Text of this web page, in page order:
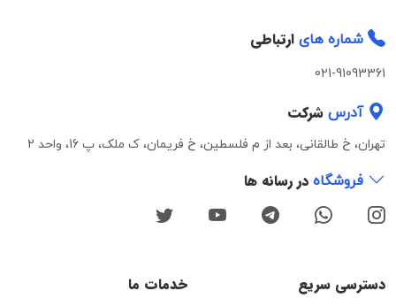
شماره های ارتباطی
021-91093361
آدرس شرکت
تهران، خ طالقانی، بعد از م فلسطین، خ فریمان، ک ملک، پ 16، واحد 2
فروشگاه در رسانه ها
دسترسی سریع خدمات ما